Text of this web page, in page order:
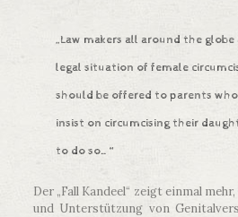
„Law makers all around the
legal situation of female
should be offered to parents
insist on circumcising their
to do so…“
Der „Fall Kandeel“ zeigt einmal
und Unterstützung von